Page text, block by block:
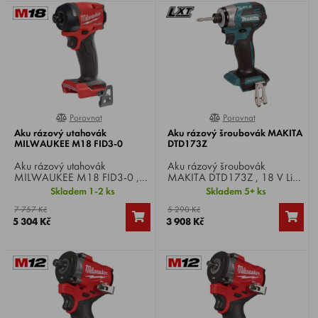
0%
Porovnat
Aku rázový utahovák
MILWAUKEE M18 FID3-0
Aku rázový utahovák
MILWAUKEE M18 FID3-0 ,
Li-ion 18 V, otáčky 0-
3900/min, počet úderů 0-
4400/min, max. utahovací
moment 226 Nm, upínání
1/4" čtyřhran, hmotnost 1,7
Skladem 1-2 ks
7 757 Kč
5 304 Kč
0%
Porovnat
Aku rázový šroubovák MAKITA
DTD173Z
Aku rázový šroubovák
MAKITA DTD173Z , 18 V Li-
ion, otáčky 0-1.100 / 2.100
/ 3.200 / 3.600 min-1, max.
utahovací moment 180 Nm,
upínání šestihran 1/4",
Skladem 5+ ks
5 290 Kč
3 908 Kč